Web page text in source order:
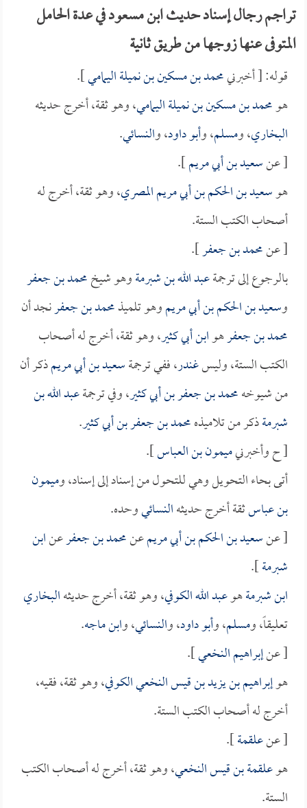
تراجم رجال إسناد حديث ابن مسعود في عدة الحامل
المتوفى عنها زوجها من طريق ثانية
قوله: [ أخبرنيمحمد بن مسكين بن نميلة اليمامي].
هومحمد بن مسكين بن نميلة اليمامي، وهو ثقة، أخرج حديثه
البخاري، ومسلم، وأبو داود، والنسائي.
[ عنسعيد بن أبي مريم].
هوسعيد بن الحكم بن أبي مريم المصري، وهو ثقة، أخرج له
أصحاب الكتب الستة.
[ عنمحمد بن جعفر].
بالرجوع إلى ترجمةعبد الله بن شبرمةوهو شيخمحمد بن جعفر
وسعيد بن الحكم بن أبي مريموهو تلميذمحمد بن جعفرنجد أن
محمد بن جعفرهوابن أبي كثير، وهو ثقة، أخرج له أصحاب
الكتب الستة، وليسغندر، ففي ترجمةسعيد بن أبي مريمذكر أن
من شيوخهمحمد بن جعفر بن أبي كثير، وفي ترجمةعبد الله بن
شبرمةذكر من تلاميذهمحمد بن جعفر بن أبي كثير.
[ ح وأخبرنيميمون بن العباس].
أتى بحاء التحويل وهي للتحول من إسناد إلى إسناد، وميمون
بن عباسثقة أخرج حديثهالنسائيوحده.
[ عنسعيد بن الحكم بن أبي مريمعنمحمد بن جعفرعنابن
شبرمة].
ابن شبرمةهوعبد الله الكوفي، وهو ثقة، أخرج حديثهالبخاري
تعليقاً، ومسلم، وأبو داود، والنسائي، وابن ماجه.
[ عنإبراهيم النخعي].
هوإبراهيم بن يزيد بن قيس النخعي الكوفي، وهو ثقة، فقيه،
أخرج له أصحاب الكتب الستة.
[ عنعلقمة].
هوعلقمة بن قيس النخعي، وهو ثقة، أخرج له أصحاب الكتب
الستة.